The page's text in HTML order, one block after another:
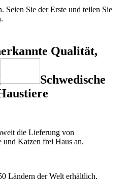
Seien Sie der Erste und teilen Sie
Qualität,
Schwedische
die Lieferung von
Katzen frei Haus an.
Ländern der Welt erhältlich.